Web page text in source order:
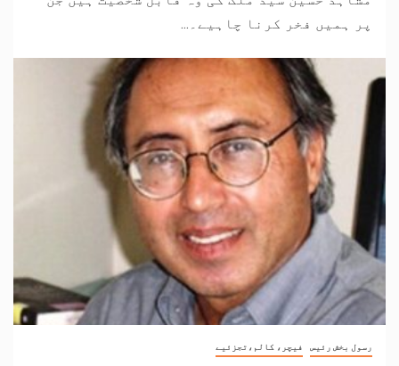
پر ہمیں فخر کرنا چاہیے۔...
رسول بخش رئیس فیچر، کالم،تجزئیے